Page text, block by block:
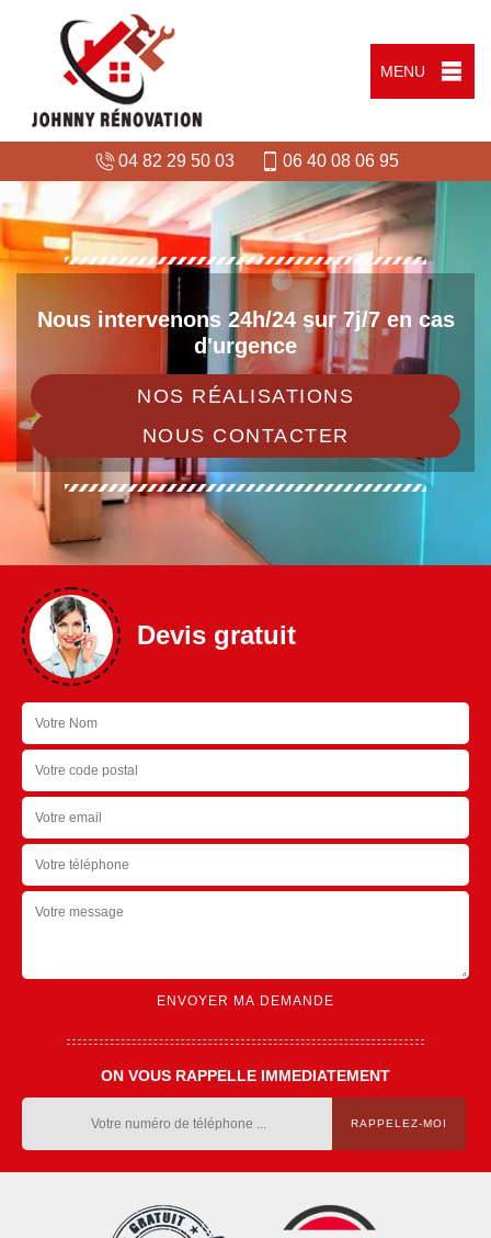
MENU
04 82 29 50 03 06 40 08 06 95
Nous intervenons 24h/24 sur 7j/7 en cas
d'urgence
NOS RÉALISATIONS
NOUS CONTACTER
Devis gratuit
ON VOUS RAPPELLE IMMEDIATEMENT